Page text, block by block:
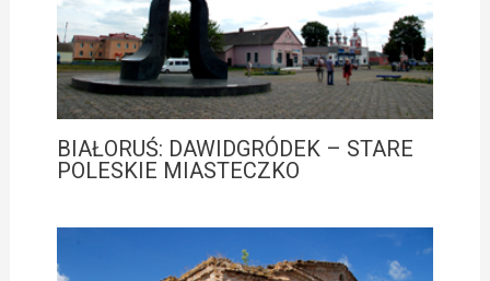
BIAŁORUŚ: DAWIDGRÓDEK – STARE
POLESKIE MIASTECZKO